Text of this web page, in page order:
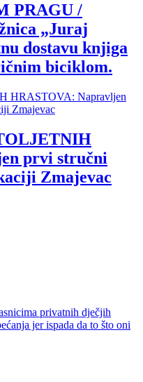
PRAGU /
„Juraj
dostavu knjiga
biciklom.
prvi stručni
Zmajevac
privatnih dječjih
jer ispada da to što oni